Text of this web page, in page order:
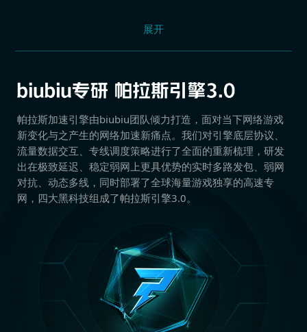
展开
帕拉斯加速引擎由biubiu团队倾力打造，面对当下网络游戏
新变化与之产生的网络加速新痛点。我们对引擎底层协议、
流量数据交互、专线调度策略进行了全面的重新梳理，研发
出在极致延迟、稳定弱网上更具优势的实时多路发包、弱网
对抗、动态多线，同时部署了全球海量游戏独享的高速专
网，四大黑科技组成了帕拉斯引擎3.0。